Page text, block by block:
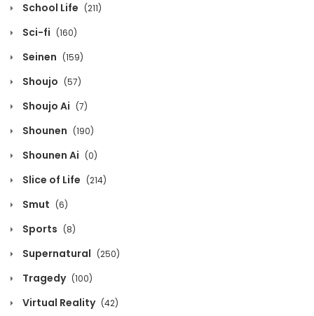
Volume 7 Chapter 1
Volume 7 Chapter 0
Volume 6 Chapter 4
School Life (211)
Sci-fi (160)
Seinen (159)
Shoujo (57)
Shoujo Ai (7)
Shounen (190)
Shounen Ai (0)
Slice of Life (214)
Smut (6)
Sports (8)
Supernatural (250)
Tragedy (100)
Virtual Reality (42)